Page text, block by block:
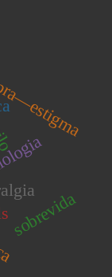
sobrevida